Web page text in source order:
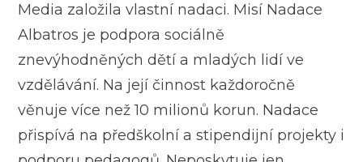
Media založila vlastní nadaci. Misí Nadace
Albatros je podpora sociálně
znevýhodněných dětí a mladých lidí ve
vzdělávání. Na její činnost každoročně
věnuje více než 10 milionů korun. Nadace
přispívá na předškolní a stipendijní projekty i